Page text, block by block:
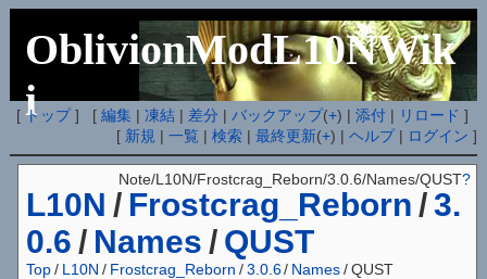
OblivionModL10NWik
i
[ トップ] [編集 |凍結 | 差分 |バックアップ(+) |添付 | リロード ]
[ 新規 |一覧 |検索 |最終更新(+) |ヘルプ| ログイン ]
L10N / Frostcrag_Reborn /3.
0.6 / Names / QUST
Note/L10N/Frostcrag_Reborn/3.0.6/Names/QUST?
Top / L10N / Frostcrag_Reborn / 3.0.6/ Names /QUST